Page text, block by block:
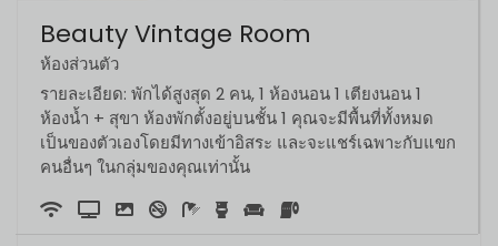
Beauty Vintage Room
ห้องส่วนตัว
รายละเอียด: พักได้สูงสุด 2 คน, 1 ห้องนอน 1 เตียงนอน 1
ห้องน้ำ + สุขา ห้องพักตั้งอยู่บนชั้น 1 คุณจะมีพื้นที่ทั้งหมด
เป็นของตัวเองโดยมีทางเข้าอิสระ และจะแชร์เฉพาะกับแขก
คนอื่นๆ ในกลุ่มของคุณเท่านั้น